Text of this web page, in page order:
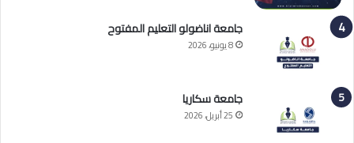
جامعة اناضولو التعليم المفتوح
8 يونيو، 2026
جامعة سكاريا
25 أبريل، 2026